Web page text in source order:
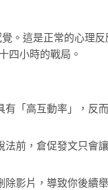
。這是正常的心理
四小時的戰局。
有「高互動率」，反
法前，倉促發文只會
除影片，導致你後續